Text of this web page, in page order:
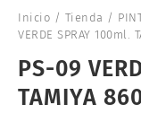
Inicio / Tienda /
VERDE SPRAY 100ml.
PS-09
TAMIYA